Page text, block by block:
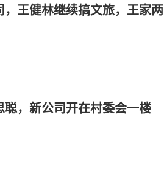
王健林继续搞文旅，王家两
聪，新公司开在村委会一楼